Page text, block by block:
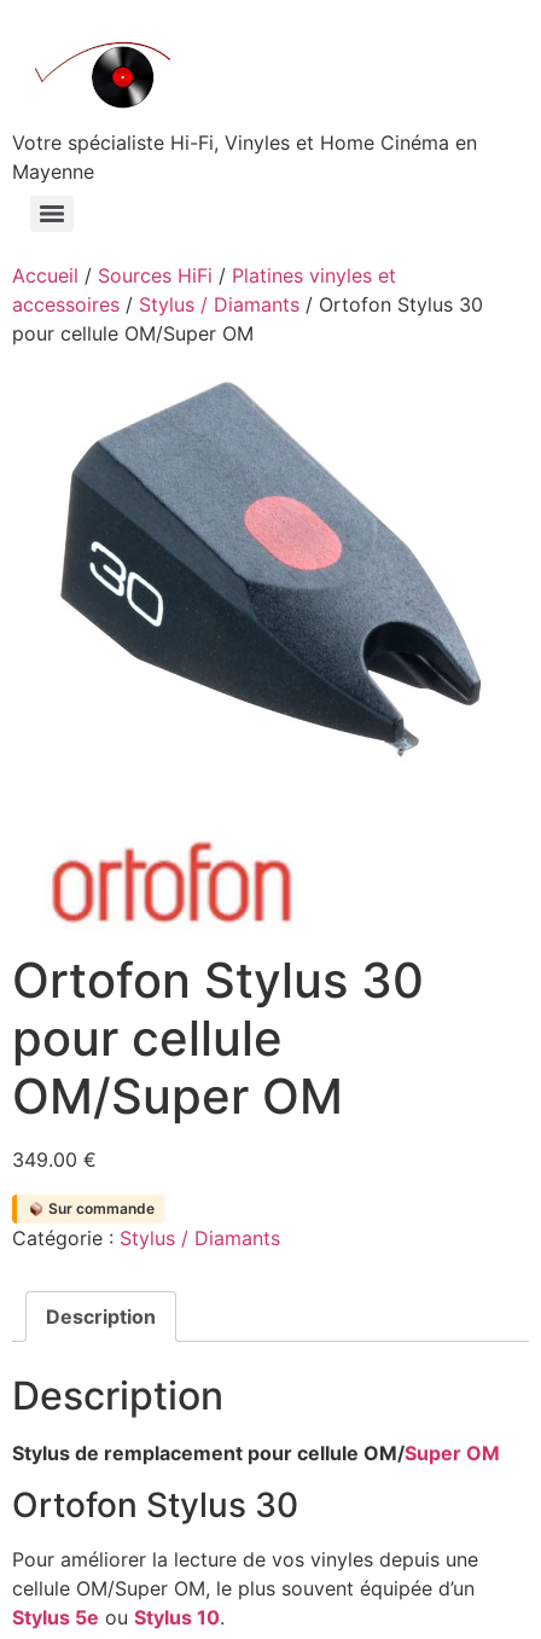
contenu
Votre spécialiste Hi-Fi, Vinyles et Home Cinéma en
Mayenne
Accueil / Sources HiFi / Platines vinyles et
accessoires / Stylus / Diamants / Ortofon Stylus 30
pour cellule OM/Super OM
Ortofon Stylus 30
pour cellule
OM/Super OM
349.00 €
Sur commande
Catégorie : Stylus / Diamants
Description
Description
Stylus de remplacement pour cellule OM/Super OM
Ortofon Stylus 30
Pour améliorer la lecture de vos vinyles depuis une
cellule OM/Super OM, le plus souvent équipée d’un
Stylus 5e ou Stylus 10.